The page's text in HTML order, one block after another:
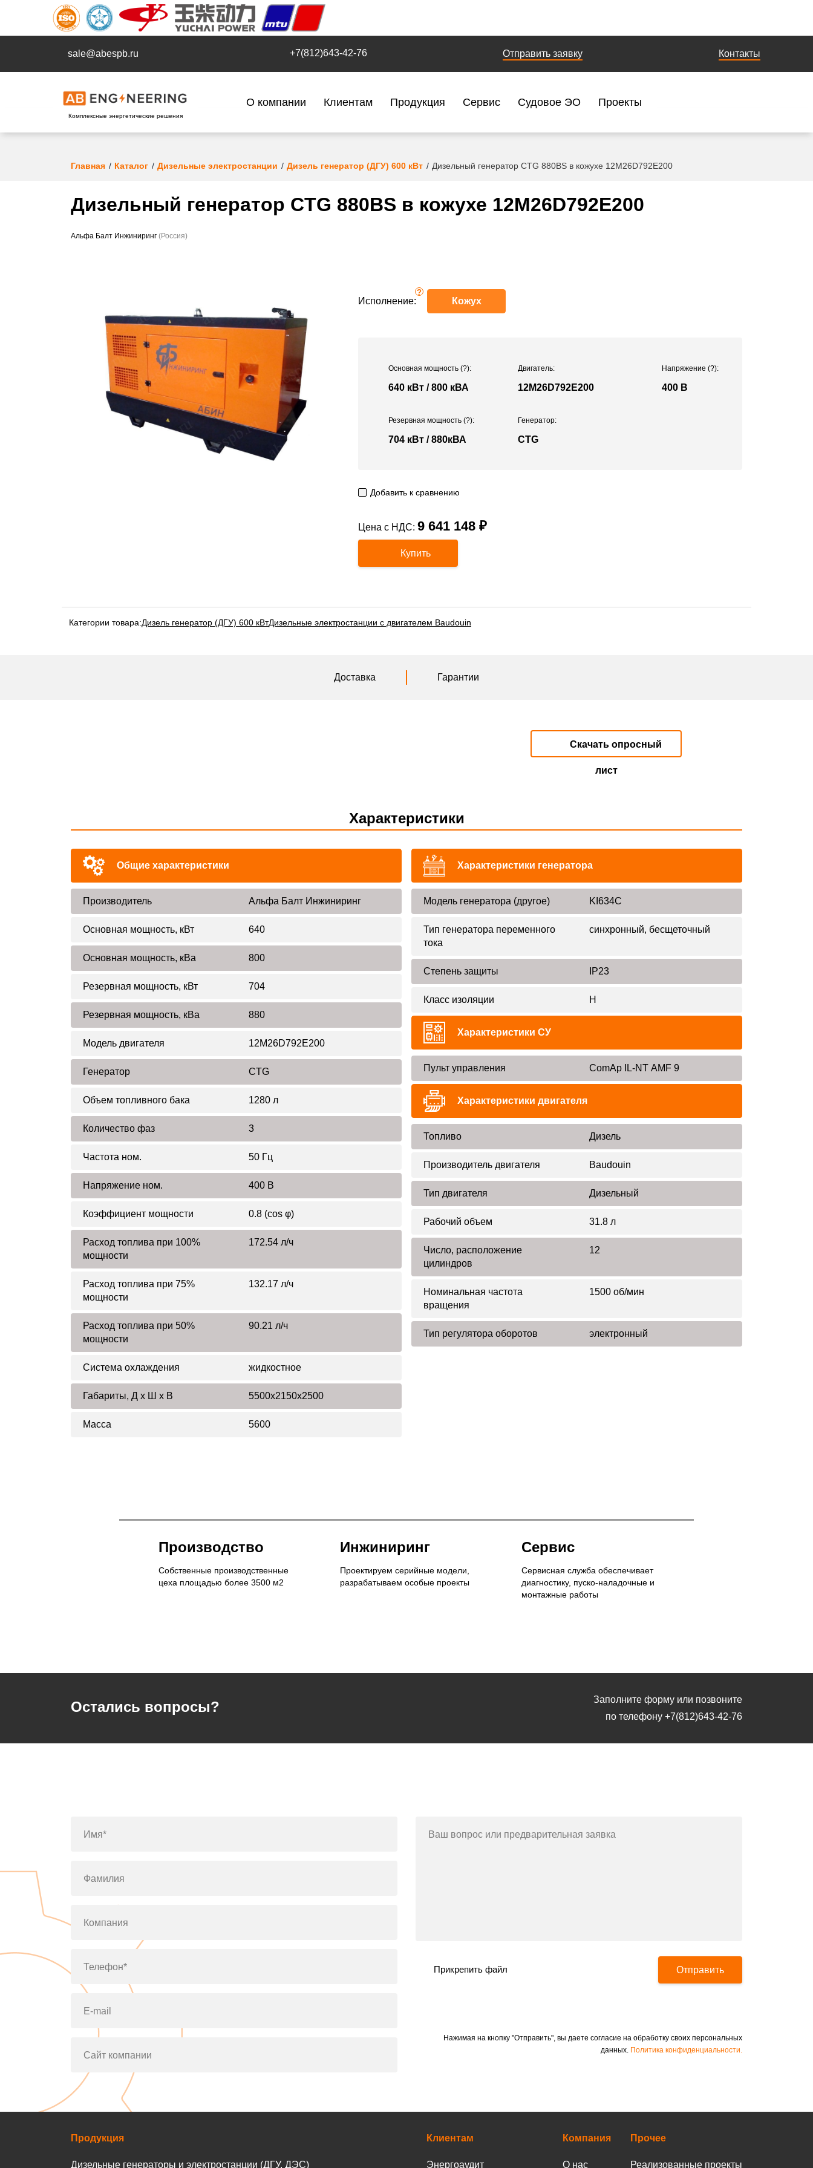
sale@abespb.ru +7(812)643-42-76 Отправить заявку Контакты
Комплексные энергетические решения
О компании Клиентам Продукция Сервис Судовое ЭО Проекты
Главная Каталог Дизельные электростанции Дизель генератор (ДГУ) 600 кВт Дизельный генератор CTG 880BS в кожухе 12M26D792E200
Дизельный генератор CTG 880BS в кожухе 12M26D792E200
Альфа Балт Инжиниринг (Россия)
Исполнение:
?
Кожух
Основная мощность (?):
640 кВт / 800 кВА
Двигатель:
12M26D792E200
Напряжение(?):
400 В
Резервная мощность (?):
704 кВт / 880кВА
Генератор:
CTG
Добавить к сравнению
Цена с НДС: 9 641 148 ₽
Купить
Категории товара:Дизель генератор (ДГУ) 600 кВтДизельные электростанции с двигателем Baudouin
Доставка Гарантии
Скачать опросный
лист
Характеристики
Общие характеристики
Производитель Альфа Балт Инжиниринг
Основная мощность, кВт 640
Основная мощность, кВа 800
Резервная мощность, кВт 704
Резервная мощность, кВа 880
Модель двигателя 12M26D792E200
Генератор CTG
Объем топливного бака 1280 л
Количество фаз 3
Частота ном. 50 Гц
Напряжение ном. 400 В
Коэффициент мощности 0.8 (cos φ)
Расход топлива при 100%
мощности
172.54 л/ч
Расход топлива при 75%
мощности
132.17 л/ч
Расход топлива при 50%
мощности
90.21 л/ч
Система охлаждения жидкостное
Габариты, Д x Ш x В 5500x2150x2500
Масса 5600
Характеристики генератора
Модель генератора (другое) KI634C
Тип генератора переменного
тока
синхронный, бесщеточный
Степень защиты IP23
Класс изоляции H
Характеристики СУ
Пульт управления ComAp IL-NT AMF 9
Характеристики двигателя
Топливо Дизель
Производитель двигателя Baudouin
Тип двигателя Дизельный
Рабочий объем 31.8 л
Число, расположение
цилиндров
12
Номинальная частота
вращения
1500 об/мин
Тип регулятора оборотов электронный
Производство
Собственные производственные
цеха площадью более 3500 м2
Инжиниринг
Проектируем серийные модели,
разрабатываем особые проекты
Сервис
Сервисная служба обеспечивает
диагностику, пуско-наладочные и
монтажные работы
Остались вопросы?
Заполните форму или позвоните
по телефону +7(812)643-42-76
Имя*
Фамилия
Компания
Телефон*
E-mail
Сайт компании
Ваш вопрос или предварительная заявка
Прикрепить файл Отправить
Нажимая на кнопку "Отправить", вы даете согласие на обработку своих персональных
данных. Политика конфиденциальности.
Продукция
Дизельные генераторы и электростанции (ДГУ, ДЭС)
Клиентам
Энергоаудит
Компания
О нас
Прочее
Реализованные проекты